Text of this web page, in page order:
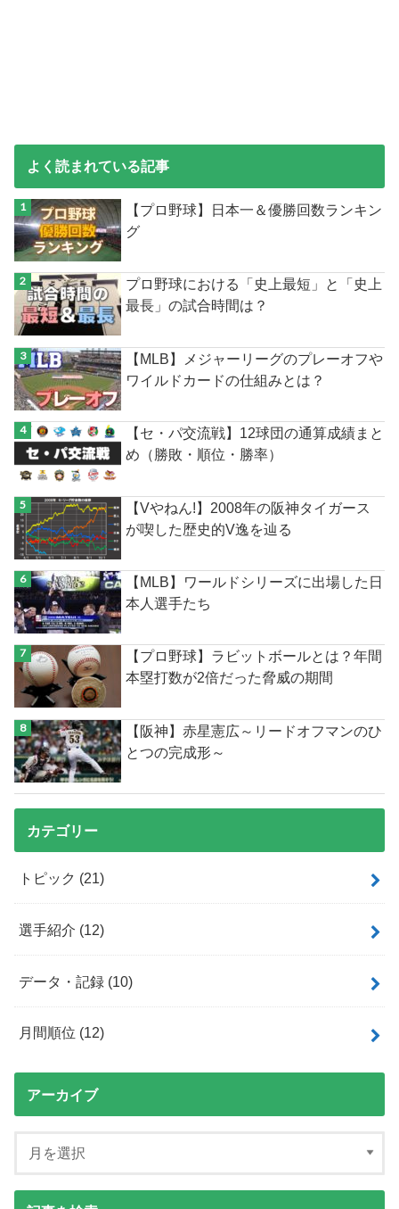
よく読まれている記事
【プロ野球】日本一＆優勝回数ランキン
グ
プロ野球における「史上最短」と「史上
最長」の試合時間は？
【MLB】メジャーリーグのプレーオフや
ワイルドカードの仕組みとは？
【セ・パ交流戦】12球団の通算成績まと
め（勝敗・順位・勝率）
【Vやねん!】2008年の阪神タイガース
が喫した歴史的V逸を辿る
【MLB】ワールドシリーズに出場した日
本人選手たち
【プロ野球】ラビットボールとは？年間
本塁打数が2倍だった脅威の期間
【阪神】赤星憲広～リードオフマンのひ
とつの完成形～
カテゴリー
トピック (21)
選手紹介 (12)
データ・記録 (10)
月間順位 (12)
アーカイブ